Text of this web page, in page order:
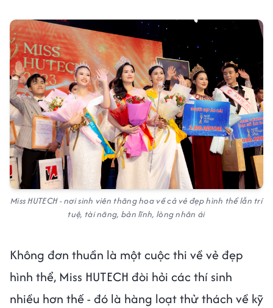
Miss HUTECH - nơi sinh viên thăng hoa về cả vẻ đẹp hình thể lẫn trí
tuệ, tài năng, bản lĩnh, lòng nhân ái
Không đơn thuần là một cuộc thi về vẻ đẹp
hình thể, Miss HUTECH đòi hỏi các thí sinh
nhiều hơn thế - đó là hàng loạt thử thách về kỹ